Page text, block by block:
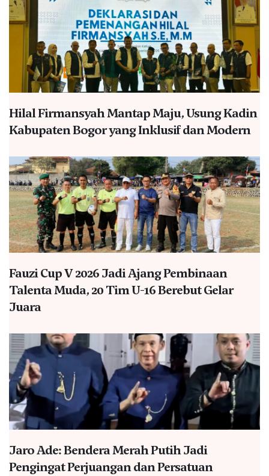
Hilal Firmansyah Mantap Maju, Usung Kadin
Kabupaten Bogor yang Inklusif dan Modern
Fauzi Cup V 2026 Jadi Ajang Pembinaan
Talenta Muda, 20 Tim U-16 Berebut Gelar
Juara
Jaro Ade: Bendera Merah Putih Jadi
Pengingat Perjuangan dan Persatuan